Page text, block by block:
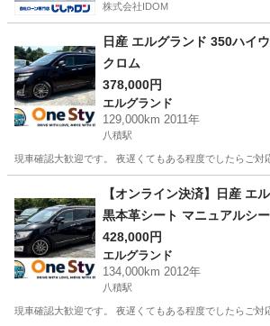
株式会社IDOM
日産 エルグランド 350ハイ
クロム
378,000円
エルグランド
129,000km 2011年
八積駅
現車確認大歓迎です。 夜遅くてもある程度でしたらご
八積駅 エルグランド ト
【オンライン決済】日産 エ
黒本革シート マニュアルシ
428,000円
エルグランド
134,000km 2012年
八積駅
現車確認大歓迎です。 夜遅くてもある程度でしたらご